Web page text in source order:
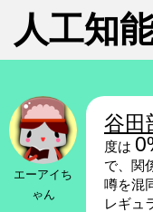
人工知
エーアイち
ゃん
谷田
度は
で、関
噂を混
レギュ